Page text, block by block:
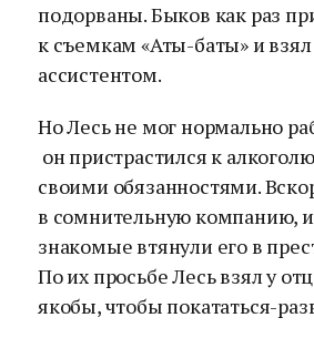
подорваны. Быков как раз
к съемкам «Аты-баты» и
ассистентом.
Но Лесь не мог нормально
он пристрастился к
своими обязанностями.
в сомнительную компанию,
знакомые втянули его в
По их просьбе Лесь взял у
якобы, чтобы покататься-